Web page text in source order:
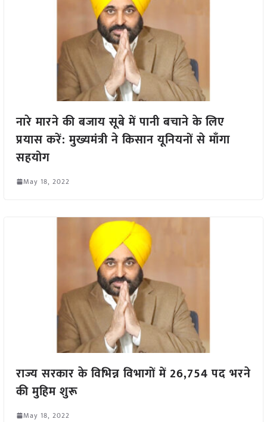
नारे मारने की बजाय सूबे में पानी बचाने के लिए
प्रयास करें: मुख्यमंत्री ने किसान यूनियनों से माँगा
सहयोग
May 18, 2022
राज्य सरकार के विभिन्न विभागों में 26,754 पद भरने
की मुहिम शुरू
May 18, 2022